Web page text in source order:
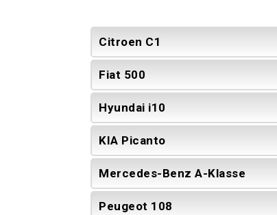
Citroen C1
Fiat 500
Hyundai i10
KIA Picanto
Mercedes-Benz A-Klasse
Peugeot 108